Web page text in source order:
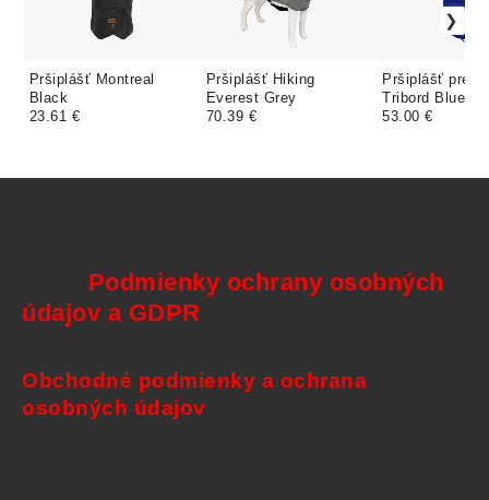
Pršiplášť Montreal
Black
23.61 €
Pršiplášť Hiking
Everest Grey
70.39 €
Pršiplášť pre
Tribord Blue
53.00 €
Podmienky ochrany osobných
údajov a GDPR
Obchodné podmienky a ochrana
osobných údajov